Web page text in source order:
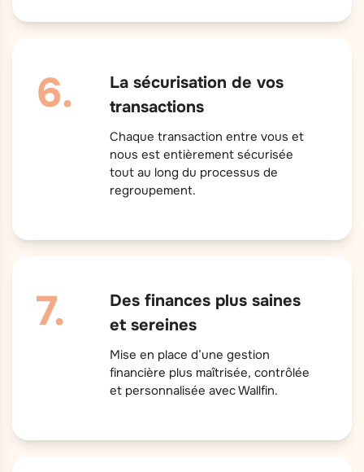
La sécurisation de vos
transactions
Chaque transaction entre vous et
nous est entièrement sécurisée
tout au long du processus de
regroupement.
Des finances plus saines
et sereines
Mise en place d’une gestion
financière plus maîtrisée, contrôlée
et personnalisée avec Wallfin.